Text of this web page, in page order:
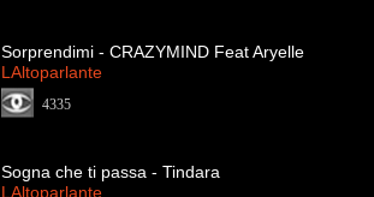
Sorprendimi - CRAZYMIND Feat Aryelle
LAltoparlante
4335
Sogna che ti passa - Tindara
LAltoparlante